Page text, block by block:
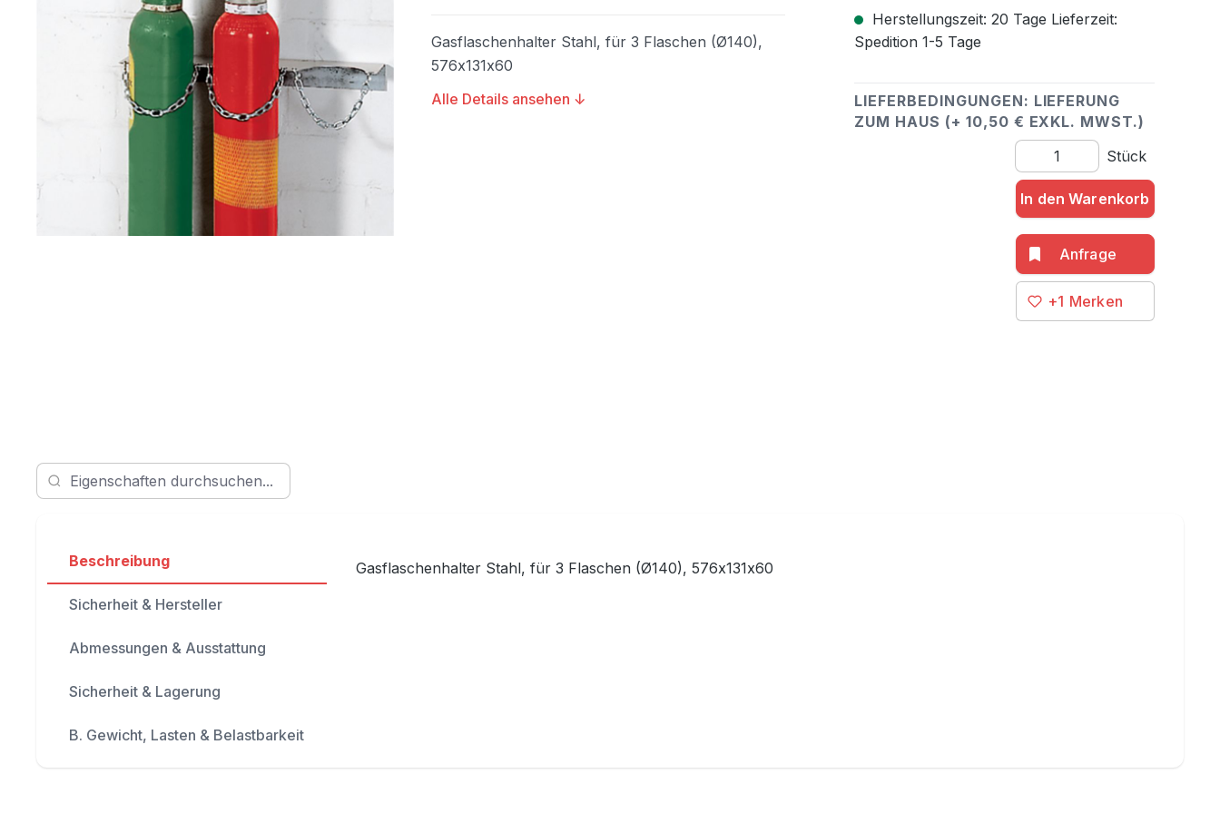
Gasflaschenhalter Stahl, für 3 Flaschen (Ø140),
576x131x60
Alle Details ansehen ↓
Herstellungszeit: 20 Tage Lieferzeit:
Spedition 1-5 Tage
LIEFERBEDINGUNGEN: LIEFERUNG
ZUM HAUS (+ 10,50 € EXKL. MWST.)
Produkt Anzahl: Gib den
Stück
In den Warenkorb
+1
Beschreibung
Sicherheit & Hersteller
Abmessungen & Ausstattung
Sicherheit & Lagerung
B. Gewicht, Lasten & Belastbarkeit
Gasflaschenhalter Stahl, für 3 Flaschen (Ø140), 576x131x60